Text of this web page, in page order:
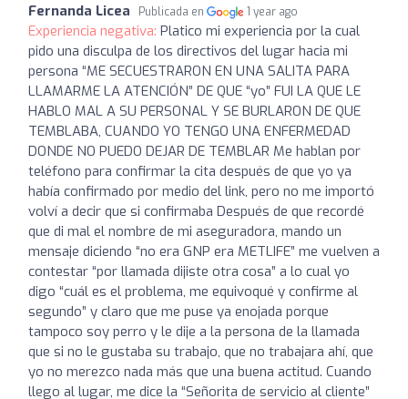
Fernanda Licea Publicada en 1 year ago
Experiencia negativa: Platico mi experiencia por la cual
pido una disculpa de los directivos del lugar hacia mi
persona “ME SECUESTRARON EN UNA SALITA PARA
LLAMARME LA ATENCIÓN” DE QUE “yo” FUI LA QUE LE
HABLO MAL A SU PERSONAL Y SE BURLARON DE QUE
TEMBLABA, CUANDO YO TENGO UNA ENFERMEDAD
DONDE NO PUEDO DEJAR DE TEMBLAR Me hablan por
teléfono para confirmar la cita después de que yo ya
había confirmado por medio del link, pero no me importó
volví a decir que si confirmaba Después de que recordé
que di mal el nombre de mi aseguradora, mando un
mensaje diciendo “no era GNP era METLIFE” me vuelven a
contestar “por llamada dijiste otra cosa” a lo cual yo
digo “cuál es el problema, me equivoqué y confirme al
segundo” y claro que me puse ya enojada porque
tampoco soy perro y le dije a la persona de la llamada
que si no le gustaba su trabajo, que no trabajara ahí, que
yo no merezco nada más que una buena actitud. Cuando
llego al lugar, me dice la “Señorita de servicio al cliente”